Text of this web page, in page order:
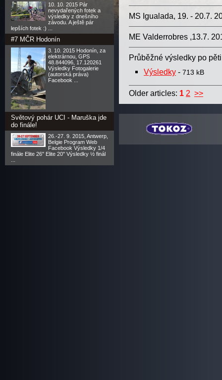
10. 10. 2015 Pár
nevydařených fotek a
výsledky z dnešního
závodu. A ještě pár
lepších fotek :) ...
#7 MČR Hodonín
3. 10. 2015 Hodonín, za
elektrárnou, GPS
48.844096, 17.120261
Výsledky Fotogalerie
(autorská práva)
Facebook ...
Světový pohár UCI - Maruška jde
do finále!
26.-27. 9. 2015, Antwerp,
Belgie Program Web
Facebook Výsledky 1/4
finále Elite 26'' Elite 20'' Výsledky ½ finál
MS Igualada, 19. - 20.7.
ME Valderrobres ,13.7.
Průběžné výsledky po
Výsledky - 713 kB
Older articles: 1 2 >>